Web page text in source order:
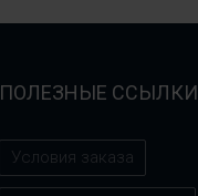
ПОЛЕЗНЫЕ ССЫЛКИ
Условия заказа